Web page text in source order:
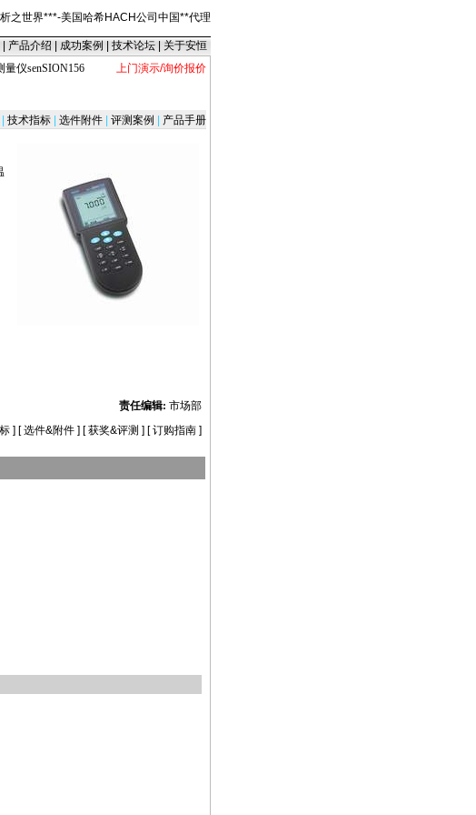
之世界***-美国哈希HACH公司中国**代理
产品介绍 成功案例 技术论坛
关于安恒
量仪senSION156 上门演示/询价报价
技术指标 选件附件 评测案例 产品手册
责任编辑: 市场部
] [选件&附件 ] [获奖&评测 ] [订购指南 ]